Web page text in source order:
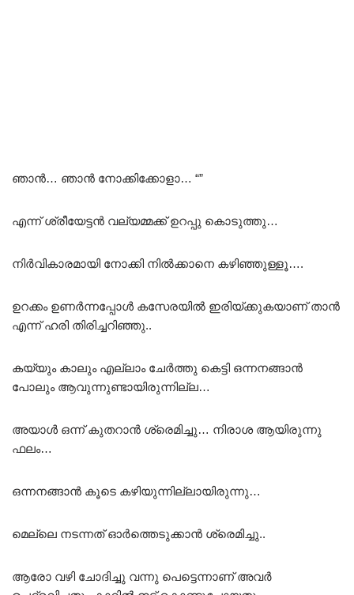
ഞാൻ… ഞാൻ നോക്കിക്കോളാ… “”
എന്ന് ശ്രീയേട്ടൻ വല്യമ്മക്ക് ഉറപ്പു കൊടുത്തു…
നിർവികാരമായി നോക്കി നിൽക്കാനെ കഴിഞ്ഞുള്ളൂ….
ഉറക്കം ഉണർന്നപ്പോൾ കസേരയിൽ ഇരിയ്ക്കുകയാണ് താൻ
എന്ന് ഹരി തിരിച്ചറിഞ്ഞു..
കയ്യും കാലും എല്ലാം ചേർത്തു കെട്ടി ഒന്നനങ്ങാൻ
പോലും ആവുന്നുണ്ടായിരുന്നില്ല…
അയാൾ ഒന്ന് കുതറാൻ ശ്രെമിച്ചു… നിരാശ ആയിരുന്നു
ഫലം…
ഒന്നനങ്ങാൻ കൂടെ കഴിയുന്നില്ലായിരുന്നു…
മെല്ലെ നടന്നത് ഓർത്തെടുക്കാൻ ശ്രെമിച്ചു..
ആരോ വഴി ചോദിച്ചു വന്നു പെട്ടെന്നാണ് അവർ